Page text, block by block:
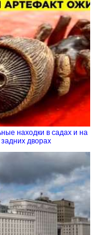
находки в садах и на
задних дворах